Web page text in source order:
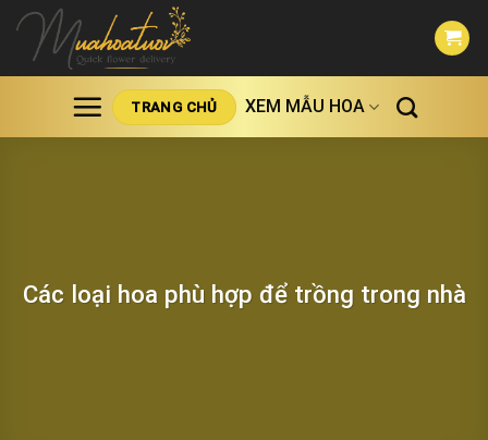
Skip
content
TRANG CHỦ XEM MẪU HOA
Các loại hoa phù hợp để trồng trong nhà